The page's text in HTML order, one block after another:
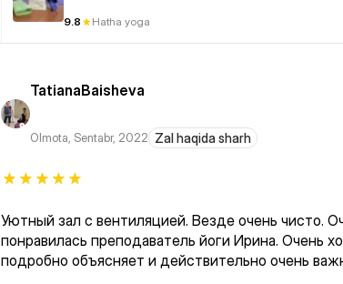
9.8 Hatha yoga
TatianaBaisheva
Olmota, Sentabr, 2022 Zal haqida sharh
Уютный зал с вентиляцией. Везде очень чисто. Очень
понравилась преподаватель йоги Ирина. Очень хорошо и
подробно объясняет и действительно очень